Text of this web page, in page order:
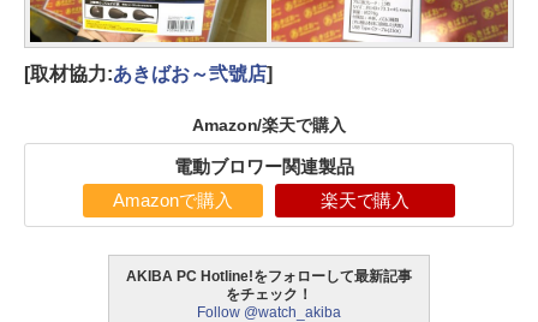
[取材協力:あきばお～弐號店]
Amazon/楽天で購入
電動ブロワー関連製品
Amazonで購入 楽天で購入
AKIBA PC Hotline!をフォローして最新記事
をチェック！
Follow @watch_akiba